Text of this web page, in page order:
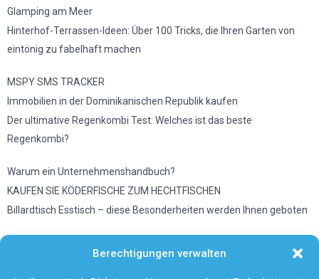
Berechtigungen verwalten
Glamping am Meer
Hinterhof-Terrassen-Ideen: Über 100 Tricks, die Ihren Garten von
eintönig zu fabelhaft machen
MSPY SMS TRACKER
Immobilien in der Dominikanischen Republik kaufen
Der ultimative Regenkombi Test: Welches ist das beste
Regenkombi?
Warum ein Unternehmenshandbuch?
KAUFEN SIE KÖDERFISCHE ZUM HECHTFISCHEN
Billardtisch Esstisch – diese Besonderheiten werden Ihnen geboten
Vermeiden Sie diese Fehler, wenn Sie eine Mikrowelle benutzen